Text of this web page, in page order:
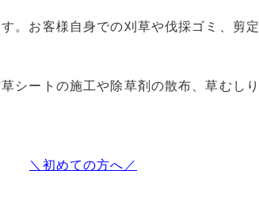
。お客様自身での刈草や伐採ゴミ、剪
シートの施工や除草剤の散布、草むし
＼初めての方へ／